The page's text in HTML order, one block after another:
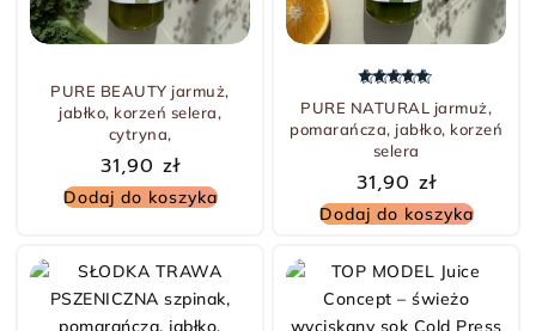
PURE BEAUTY jarmuż,
jabłko, korzeń selera,
cytryna,
31,90 zł
Dodaj do koszyka
PURE NATURAL jarmuż,
pomarańcza, jabłko, korzeń
selera
31,90 zł
Dodaj do koszyka